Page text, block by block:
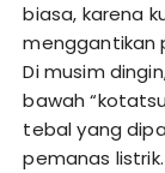
biasa, karena
menggantikan
Di musim
bawah
tebal yang
pemanas